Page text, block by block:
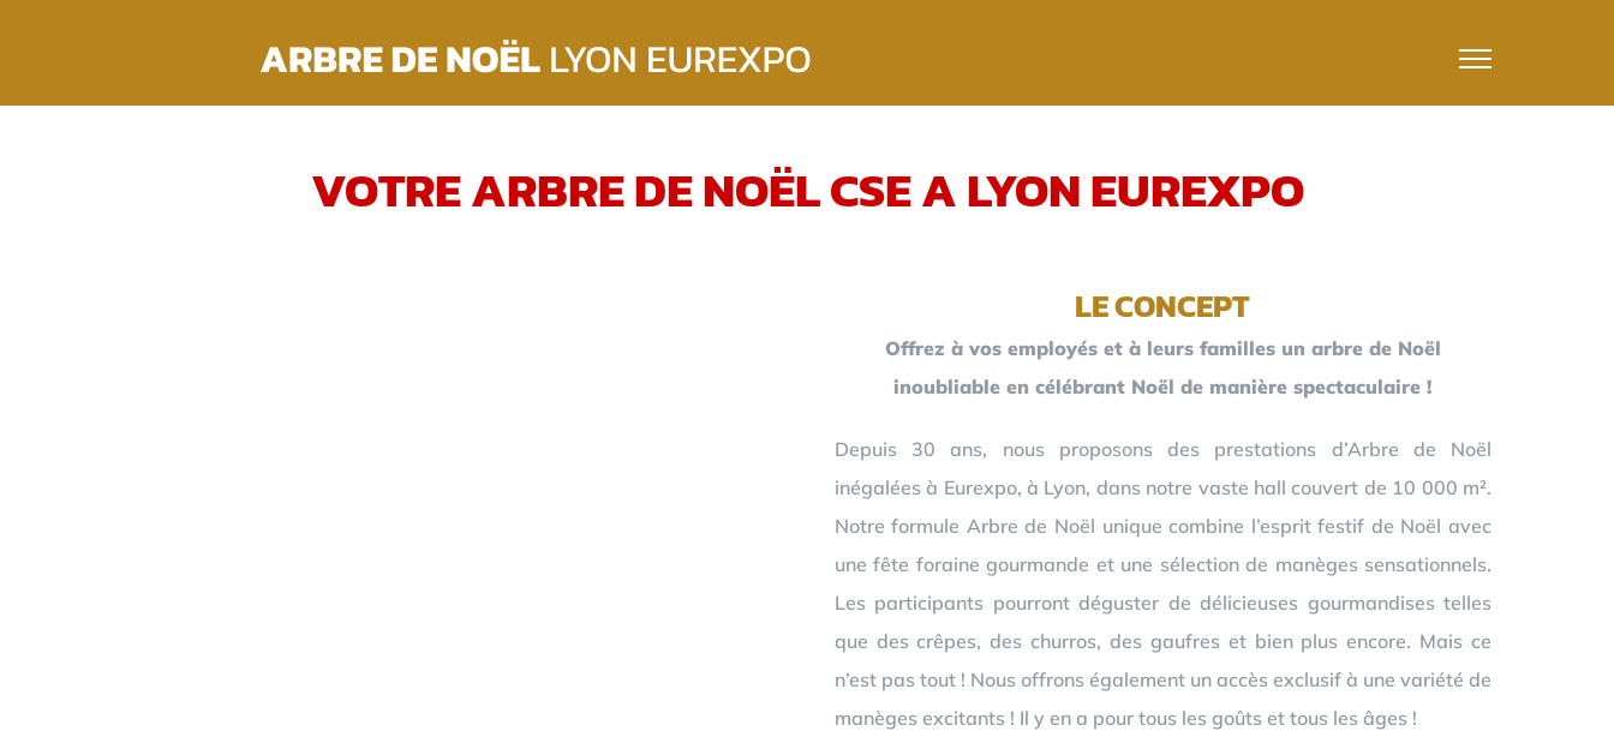
VOTRE ARBRE DE NOËL CSE A LYON EUREXPO
LE CONCEPT
Offrez à vos employés et à leurs familles un arbre de Noël
inoubliable en célébrant Noël de manière spectaculaire !
Depuis 30 ans, nous proposons des prestations d’Arbre de Noël
inégalées à Eurexpo, à Lyon, dans notre vaste hall couvert de 10 000 m².
Notre formule Arbre de Noël unique combine l’esprit festif de Noël avec
une fête foraine gourmande et une sélection de manèges sensationnels.
Les participants pourront déguster de délicieuses gourmandises telles
que des crêpes, des churros, des gaufres et bien plus encore. Mais ce
n’est pas tout ! Nous offrons également un accès exclusif à une variété de
manèges excitants ! Il y en a pour tous les goûts et tous les âges !